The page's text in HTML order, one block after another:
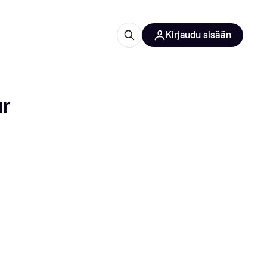
Kirjaudu sisään